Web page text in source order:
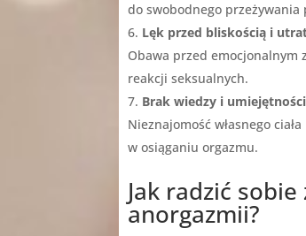
do swobodnego przeżywania
Lęk przed bliskością i
Obawa przed emocjonalnym
reakcji seksualnych.
Brak wiedzy i umiejętności
Nieznajomość własnego
w osiąganiu orgazmu.
Jak radzić
anorgazmii?